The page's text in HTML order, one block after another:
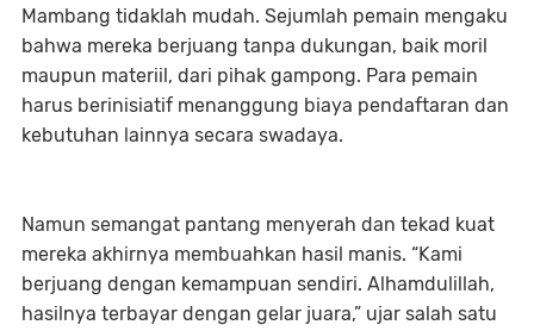
Mambang tidaklah mudah. Sejumlah pemain mengaku
bahwa mereka berjuang tanpa dukungan, baik moril
maupun materiil, dari pihak gampong. Para pemain
harus berinisiatif menanggung biaya pendaftaran dan
kebutuhan lainnya secara swadaya.
Namun semangat pantang menyerah dan tekad kuat
mereka akhirnya membuahkan hasil manis. “Kami
berjuang dengan kemampuan sendiri. Alhamdulillah,
hasilnya terbayar dengan gelar juara,” ujar salah satu